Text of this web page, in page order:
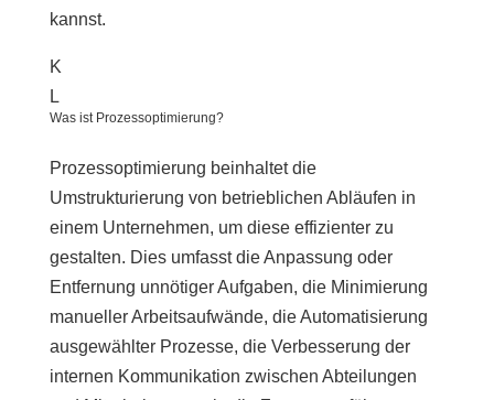
kannst.
K
L
Was ist Prozessoptimierung?
Prozessoptimierung beinhaltet die
Umstrukturierung von betrieblichen Abläufen in
einem Unternehmen, um diese effizienter zu
gestalten. Dies umfasst die Anpassung oder
Entfernung unnötiger Aufgaben, die Minimierung
manueller Arbeitsaufwände, die Automatisierung
ausgewählter Prozesse, die Verbesserung der
internen Kommunikation zwischen Abteilungen